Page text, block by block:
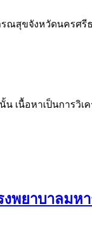
ณสุขจังหวัดนครศรี
เนื้อหาเป็นการวิ
พยาบาลมห